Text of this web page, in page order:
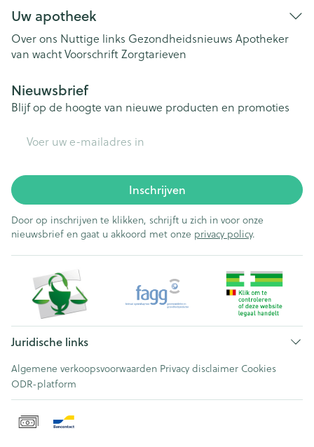
Uw apotheek
Over ons Nuttige links Gezondheidsnieuws Apotheker
van wachtVoorschriftZorgtarieven
Nieuwsbrief
Blijf op de hoogte van nieuwe producten en promoties
Inschrijven
Door op inschrijven te klikken, schrijft u zich in voor onze
nieuwsbrief en gaat u akkoord met onze privacy policy.
Juridische links
Algemene verkoopsvoorwaarden Privacy disclaimer Cookies
ODR-platform